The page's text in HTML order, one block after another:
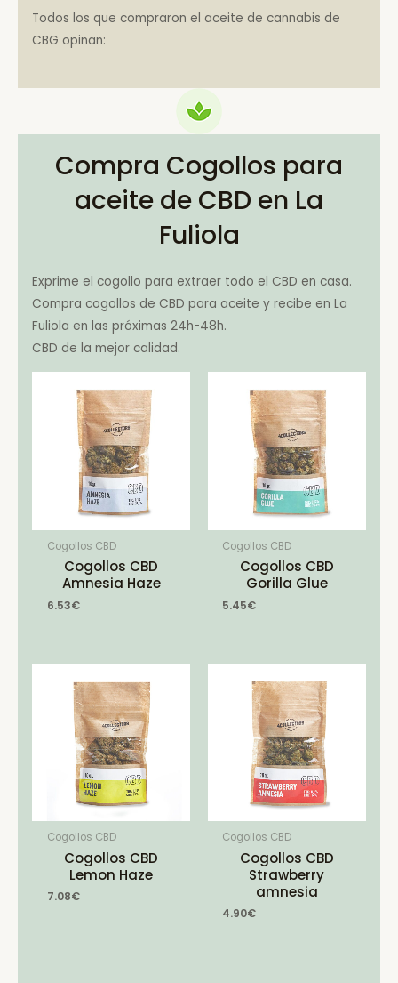
Todos los que compraron el aceite de cannabis de
CBG opinan:
Compra Cogollos para
aceite de CBD en La
Fuliola
Exprime el cogollo para extraer todo el CBD en casa.
Compra cogollos de CBD para aceite y recibe en La
Fuliola en las próximas 24h-48h.
CBD de la mejor calidad.
Cogollos CBD
Cogollos CBD
Amnesia Haze
6.53€
Cogollos CBD
Cogollos CBD
Gorilla Glue
5.45€
Cogollos CBD
Cogollos CBD
Lemon Haze
7.08€
Cogollos CBD
Cogollos CBD
Strawberry
amnesia
4.90€